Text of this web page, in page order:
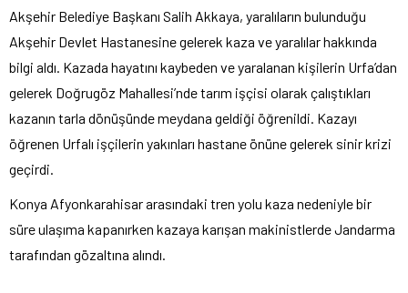
Akşehir Belediye Başkanı Salih Akkaya, yaralıların bulunduğu
Akşehir Devlet Hastanesine gelerek kaza ve yaralılar hakkında
bilgi aldı. Kazada hayatını kaybeden ve yaralanan kişilerin Urfa’dan
gelerek Doğrugöz Mahallesi’nde tarım işçisi olarak çalıştıkları
kazanın tarla dönüşünde meydana geldiği öğrenildi. Kazayı
öğrenen Urfalı işçilerin yakınları hastane önüne gelerek sinir krizi
geçirdi.
Konya Afyonkarahisar arasındaki tren yolu kaza nedeniyle bir
süre ulaşıma kapanırken kazaya karışan makinistlerde Jandarma
tarafından gözaltına alındı.